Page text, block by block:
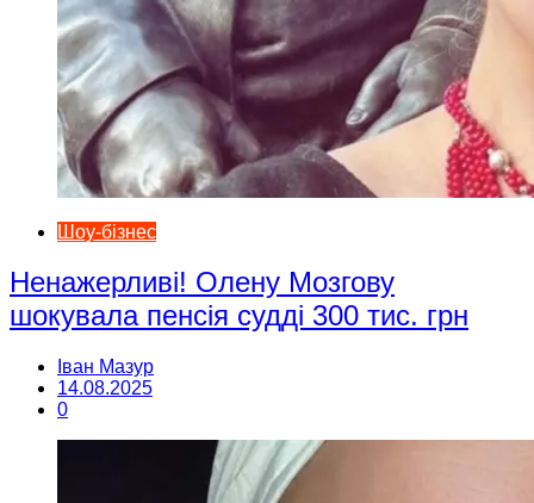
Шоу-бізнес
Ненажерливі! Олену Мозгову
шокувала пенсія судді 300 тис. грн
Іван Мазур
14.08.2025
0